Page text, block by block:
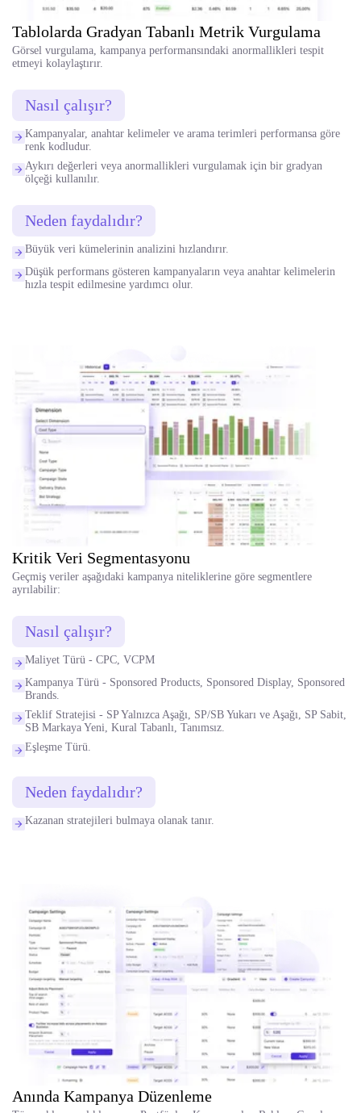
Tablolarda Gradyan Tabanlı Metrik Vurgulama
Görsel vurgulama, kampanya performansındaki anormallikleri tespit
etmeyi kolaylaştırır.
Nasıl çalışır?
Kampanyalar, anahtar kelimeler ve arama terimleri performansa göre
renk kodludur.
Aykırı değerleri veya anormallikleri vurgulamak için bir gradyan
ölçeği kullanılır.
Neden faydalıdır?
Büyük veri kümelerinin analizini hızlandırır.
Düşük performans gösteren kampanyaların veya anahtar kelimelerin
hızla tespit edilmesine yardımcı olur.
Kritik Veri Segmentasyonu
Geçmiş veriler aşağıdaki kampanya niteliklerine göre segmentlere
ayrılabilir:
Nasıl çalışır?
Maliyet Türü - CPC, VCPM
Kampanya Türü - Sponsored Products, Sponsored Display, Sponsored
Brands.
Teklif Stratejisi - SP Yalnızca Aşağı, SP/SB Yukarı ve Aşağı, SP Sabit,
SB Markaya Yeni, Kural Tabanlı, Tanımsız.
Eşleşme Türü.
Neden faydalıdır?
Kazanan stratejileri bulmaya olanak tanır.
Anında Kampanya Düzenleme